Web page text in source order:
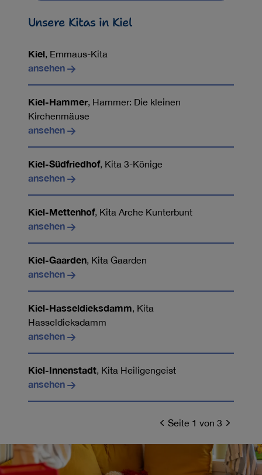
Unsere Kitas in Kiel
Kiel, Emmaus-Kita
ansehen
Kiel-Hammer, Hammer: Die kleinen
Kirchenmäuse
ansehen
Kiel-Südfriedhof, Kita 3-Könige
ansehen
Kiel-Mettenhof, Kita Arche Kunterbunt
ansehen
Kiel-Gaarden, Kita Gaarden
ansehen
Kiel-Hasseldieksdamm, Kita
Hasseldieksdamm
ansehen
Kiel-Innenstadt, Kita Heiligengeist
ansehen
Previous
Seite 1 von 3 Next